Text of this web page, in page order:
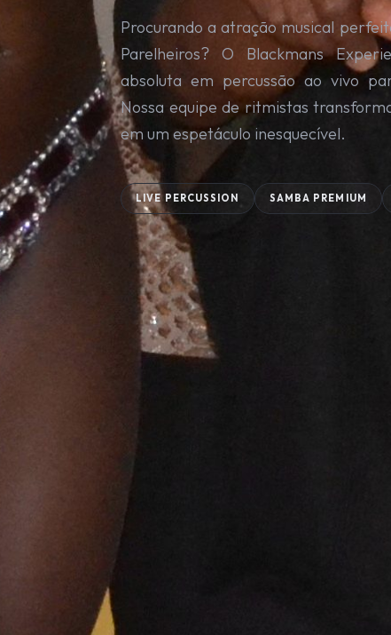
Procurando a atração musical
Parelheiros? O Blackmans
absoluta em percussão ao vivo
Nossa equipe de ritmistas
em um espetáculo inesquecível.
LIVE PERCUSSION SAMBA PREMIUM